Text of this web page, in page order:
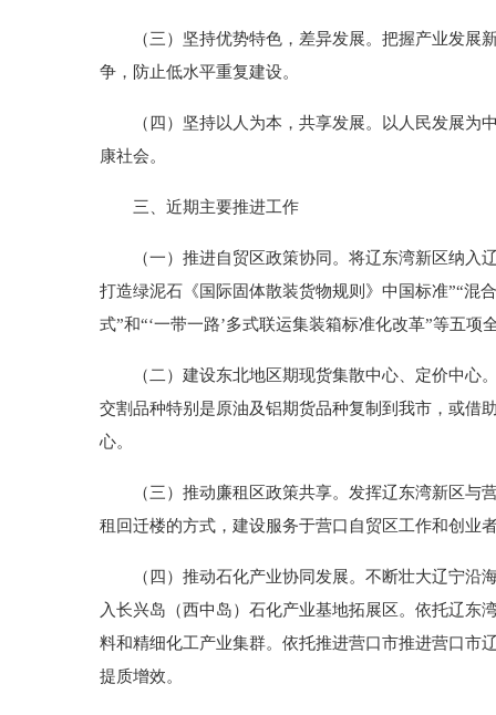
（三）坚持优势特色，差异发展。把握产业发展新
争，防止低水平重复建设。
（四）坚持以人为本，共享发展。以人民发展为中
康社会。
三、近期主要推进工作
（一）推进自贸区政策协同。将辽东湾新区纳入辽
打造绿泥石《国际固体散装货物规则》中国标准”“混
式”和“‘一带一路’多式联运集装箱标准化改革”等五
（二）建设东北地区期现货集散中心、定价中心。
交割品种特别是原油及铝期货品种复制到我市，或借
心。
（三）推动廉租区政策共享。发挥辽东湾新区与营
租回迁楼的方式，建设服务于营口自贸区工作和创业
（四）推动石化产业协同发展。不断壮大辽宁沿
入长兴岛（西中岛）石化产业基地拓展区。依托辽东
料和精细化工产业集群。依托推进营口市推进营口市
提质增效。